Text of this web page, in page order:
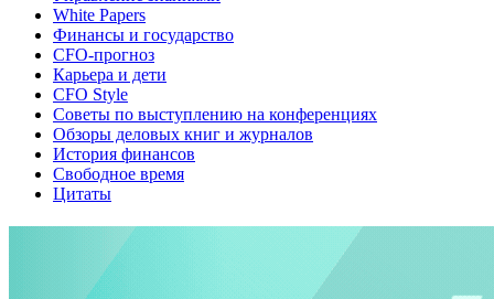
White Papers
Финансы и государство
CFO-прогноз
Карьера и дети
CFO Style
Советы по выступлению на конференциях
Обзоры деловых книг и журналов
История финансов
Свободное время
Цитаты